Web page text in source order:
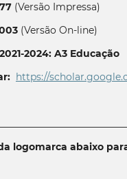
(Versão Impressa)
(Versão On-line)
2024: A3 Educação
https://
logomarca abaixo